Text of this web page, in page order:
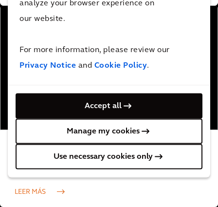
analyze your browser experience on
our website.
For more information, please review our
Privacy Notice and Cookie Policy.
Accept all
Manage my cookies
Use necessary cookies only
La aplicación interactiva que proporciona
información sobre el ruido y sombras de las
LEER MÁS